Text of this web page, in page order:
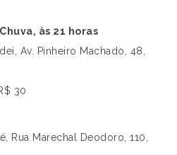
às 21 horas
Av. Pinheiro Machado, 48,
30
Rua Marechal Deodoro, 110,